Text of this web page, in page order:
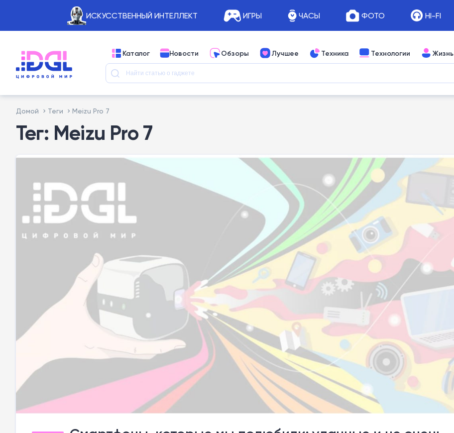
ИСКУССТВЕННЫЙ ИНТЕЛЛЕКТ ИГРЫ ЧАСЫ ФОТО HI-FI
Каталог Новости Обзоры Лучшее Техника Технологии Жизнь
Домой Теги Meizu Pro 7
Тег: Meizu Pro 7